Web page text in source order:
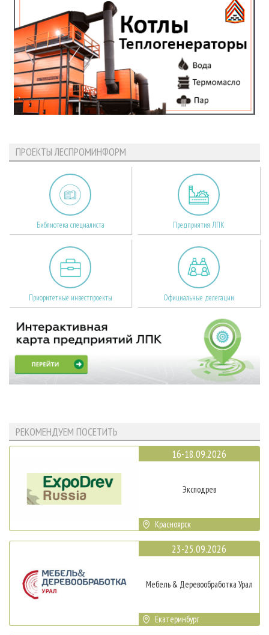
ПРОЕКТЫ ЛЕСПРОМИНФОРМ
Библиотека специалиста Предприятия ЛПК
Приоритетные инвестпроекты Официальные делегации
РЕКОМЕНДУЕМ ПОСЕТИТЬ
16-18.09.2026
Эксподрев
Красноярск
23-25.09.2026
Мебель & Деревообработка Урал
Екатеринбург